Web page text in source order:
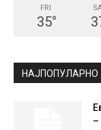
FRI
35°
НАЈПОПУЛАРНО
–